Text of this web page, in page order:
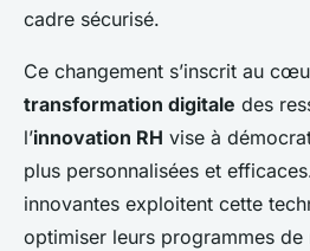
cadre sécurisé.
Ce changement s’inscrit au
transformation digitale des
l’innovation RH vise à
plus personnalisées et
innovantes exploitent cette
optimiser leurs programmes de